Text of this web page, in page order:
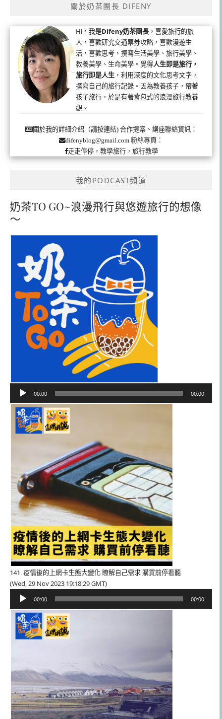
關於奶茶團長 DIFENY
Hi，我是Difeny奶茶團長 ，喜愛旅行的旅
人，喜歡研究交通票券攻略，喜歡漫遊生
活，喜歡思考，撰寫生活美學、旅行美學、
教養美學、生命美學。覺得人生即是旅行，
旅行即是人生 ，利用深度的文化思考文字，
撰寫自己的旅行記錄。因為教養孩子，帶著
孩子旅行，於是有著背包式的浪漫旅行教養
觀。
關於我的詳細介紹（請按連結)合作提案、講座聯絡資訊：
difenyblog@gmail.com 粉絲專頁：
走走停停，教學旅行，旅行教學
我的PODCAST頻道
奶茶TO GO~浪漫飛行與悠遊旅行的想像
～
播
器
00:00 00:00
141. 疫情後的上網卡生態大變化 瞭解自己需求 購買前停看聽
(Wed, 29 Nov 2023 19:18:29 GMT)
播
器
00:00 00:00